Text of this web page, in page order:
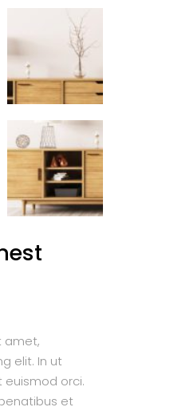
amet,
elit. In ut
orci.
et